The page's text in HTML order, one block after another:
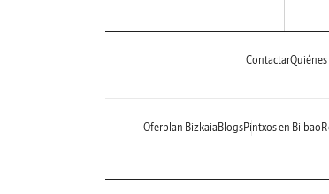
Contactar
Oferplan Bizkaia BlogsPintxos en Bilbao